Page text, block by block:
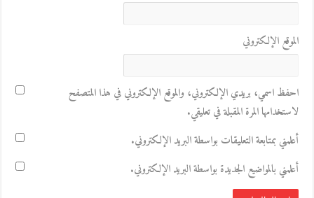
الموقع الإلكتروني
احفظ اسمي، بريدي الإلكتروني، والموقع الإلكتروني في هذا المتصفح
لاستخدامها المرة المقبلة في تعليقي.
أعلمني بمتابعة التعليقات بواسطة البريد الإلكتروني.
أعلمني بالمواضيع الجديدة بواسطة البريد الإلكتروني.